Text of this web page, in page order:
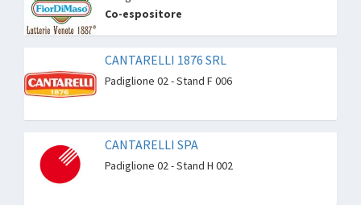
Co-espositore
CANTARELLI 1876 SRL
Padiglione 02 - Stand F 006
CANTARELLI SPA
Padiglione 02 - Stand H 002